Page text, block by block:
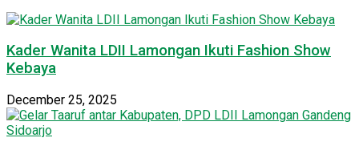
Kader Wanita LDII Lamongan Ikuti Fashion Show
Kebaya
December 25, 2025